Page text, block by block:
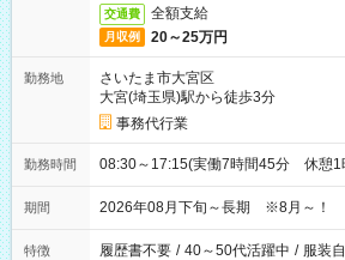
交通費 全額支給
月収例 20～25万円
勤務地
さいたま市大宮区
大宮(埼玉県)駅から徒歩3分
事務代行業
勤務時間 08:30～17:15(実働7時間45分 休憩1
期間 2026年08月下旬～長期 ※8月～！
特徴 履歴書不要 / 40～50代活躍中 / 服装